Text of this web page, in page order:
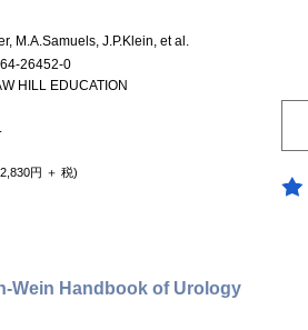
M.A.Samuels, J.P.Klein, et al.
26452-0
HILL EDUCATION
円 ＋ 税)
Wein Handbook of Urology